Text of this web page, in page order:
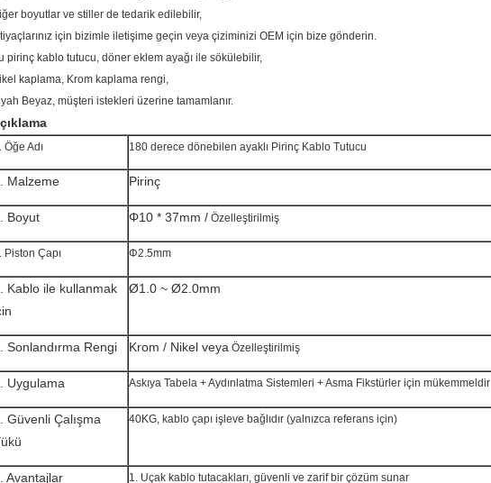
boyutlar ve stiller de tedarik edilebilir,
için bizimle iletişime geçin veya çiziminizi OEM için bize gönderin.
pirinç kablo tutucu, döner eklem ayağı ile sökülebilir,
kaplama, Krom kaplama rengi,
Beyaz, müşteri istekleri üzerine tamamlanır.
Öğe Adı 180 derece dönebilen ayaklı Pirinç Kablo Tutucu
Malzeme Pirinç
Boyut Φ10 * 37mm / Özelleştirilmiş
Piston Çapı Φ2.5mm
Kablo ile kullanmak
Ø1.0 ~ Ø2.0mm
Sonlandırma Rengi Krom / Nikel veya Özelleştirilmiş
Uygulama Askıya Tabela + Aydınlatma Sistemleri + Asma Fikstürler için mükemmeldir
Güvenli Çalışma
40KG, kablo çapı işleve bağlıdır (yalnızca referans için)
Avantajlar
1. Uçak kablo tutacakları, güvenli ve zarif bir çözüm sunar